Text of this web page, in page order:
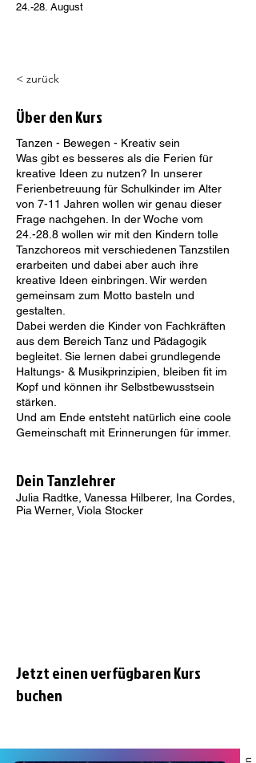
24.-28. August
< zurück
Über den Kurs
Tanzen - Bewegen - Kreativ sein
Was gibt es besseres als die Ferien für
kreative Ideen zu nutzen? In unserer
Ferienbetreuung für Schulkinder im Alter
von 7-11 Jahren wollen wir genau dieser
Frage nachgehen. In der Woche vom
24.-28.8 wollen wir mit den Kindern tolle
Tanzchoreos mit verschiedenen Tanzstilen
erarbeiten und dabei aber auch ihre
kreative Ideen einbringen. Wir werden
gemeinsam zum Motto basteln und
gestalten.
Dabei werden die Kinder von Fachkräften
aus dem Bereich Tanz und Pädagogik
begleitet. Sie lernen dabei grundlegende
Haltungs- & Musikprinzipien, bleiben fit im
Kopf und können ihr Selbstbewusstsein
stärken.
Und am Ende entsteht natürlich eine coole
Gemeinschaft mit Erinnerungen für immer.
Dein Tanzlehrer
Julia Radtke, Vanessa Hilberer, Ina Cordes,
Pia Werner, Viola Stocker
Jetzt einen verfügbaren Kurs
buchen